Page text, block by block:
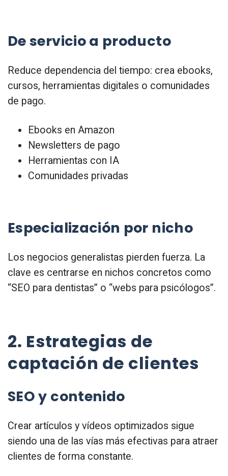
De servicio a producto
Reduce dependencia del tiempo: crea ebooks,
cursos, herramientas digitales o comunidades
de pago.
Ebooks en Amazon
Newsletters de pago
Herramientas con IA
Comunidades privadas
Especialización por nicho
Los negocios generalistas pierden fuerza. La
clave es centrarse en nichos concretos como
“SEO para dentistas” o “webs para psicólogos”.
2. Estrategias de
captación de clientes
SEO y contenido
Crear artículos y vídeos optimizados sigue
siendo una de las vías más efectivas para atraer
clientes de forma constante.